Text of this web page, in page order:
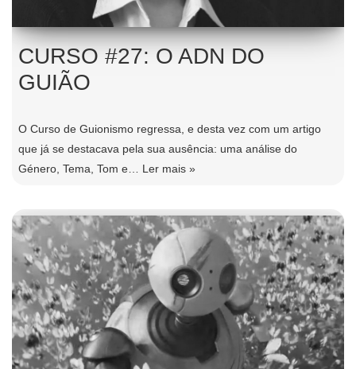
CURSO #27: O ADN DO
GUIÃO
O Curso de Guionismo regressa, e desta vez com um artigo
que já se destacava pela sua ausência: uma análise do
Género, Tema, Tom e… Ler mais »